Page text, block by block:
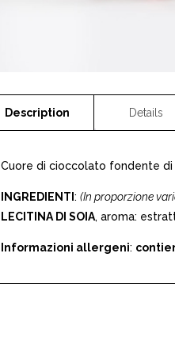
Cuore di cioccolato fondente
INGREDIENTI: (In proporzione
LECITINA DI SOIA, aroma:
Informazioni allergeni: